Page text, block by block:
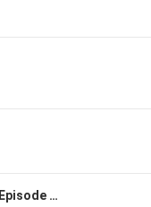
Urteil von Nürnberg - Top 250 Episode 131